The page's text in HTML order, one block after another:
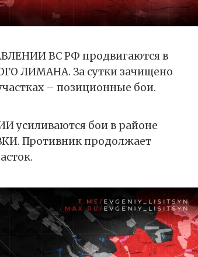
ВС РФ продвигаются в
ЛИМАНА. За сутки зачищено
– позиционные бои.
бои в районе
Противник продолжает